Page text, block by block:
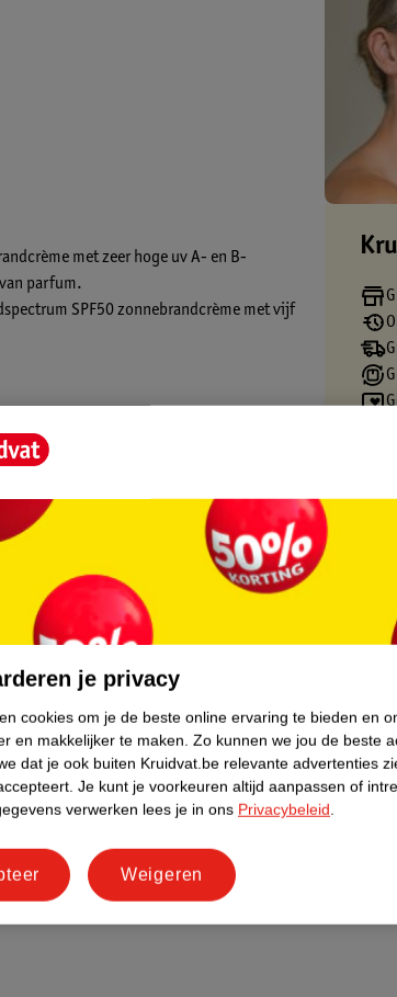
met zeer hoge uv A- en B-
parfum.
SPF50 zonnebrandcrème met vijf
uv-filters. Deze zonnebrand absorbeert
met oog voor kwaliteit en
aan goede doelen die kinderen met
van de zon.
je privacy
cookies om je de beste online ervaring te bieden en
en makkelijker te maken. Zo kunnen we jou de beste
dat je ook buiten Kruidvat.be relevante advertenties
Je kunt je voorkeuren altijd aanpassen of
verwerken lees je in ons Privacybeleid.
Weigeren